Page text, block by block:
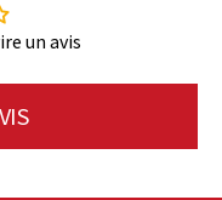
un avis